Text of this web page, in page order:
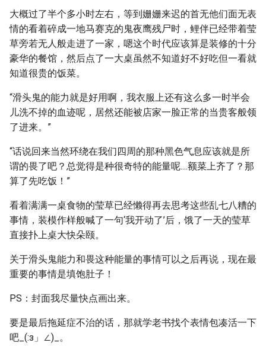
大概过了半个多小时左右，等到姗姗来迟的首无他们面无表
情的看着碎成一地马赛克的鬼夜鹰残尸时，鲤伴已经带着莹
草旁若无人般走进了一家，嗯这个时代应该算是装修的十分
豪华的餐馆，然后点了一大桌虽然不知道好不好吃但一看就
知道很贵的饭菜。
“滑头鬼的能力就是好用啊，我衣服上还有这么多一时半会
儿洗不掉的血迹呢，居然还能被店家一脸正常的当贵客般领
了进来。”
“话说回来当然环绕在我们四周的那种黑色气息应该就是所
谓的畏了吧？总觉得是种很奇特的能量呢....额菜上齐了？那
算了先吃饭！”
看着满满一桌食物的莹草已经懒得再去思考这些乱七八糟的
事情，装模作样般喊了一句‘我开动了’后，饿了一天的莹草
直接扑上桌大快朵颐。
关于滑头鬼能力和畏这种能量的事情可以之后再说，现在最
重要的事情是填饱肚子！
PS：封面我尽量快点画出来。
要是最后拖延症不治的话，那就学老书找个表情包凑活一下
吧_(:з」∠)_。